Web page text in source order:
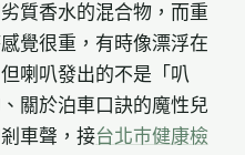
質香水的混合物，而重
覺很重，有時像漂浮在
喇叭發出的不是「叭
關於泊車口訣的魔性兒
車聲，接台北巿健康檢